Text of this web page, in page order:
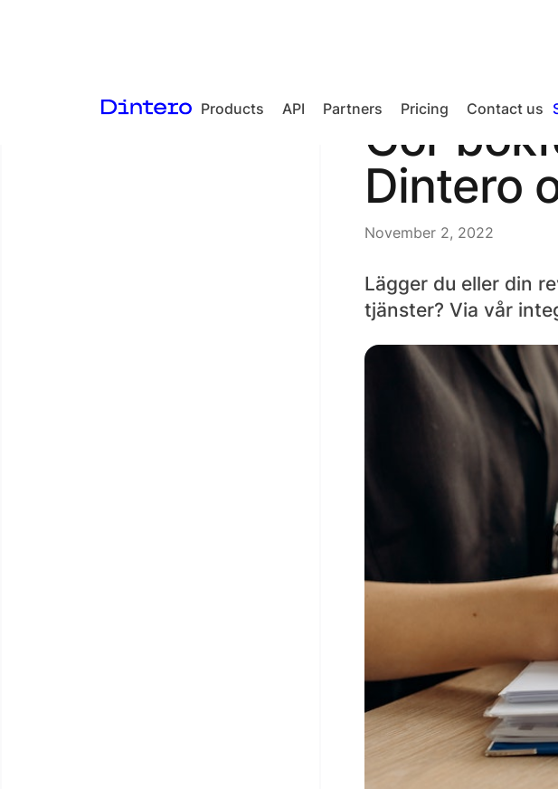
Products API Partners Pricing
Checkout
Split Payout
Contact us
<- Back to articles
Gör
Dintero
November 2, 2022
Lägger du eller din
tjänster? Via vår